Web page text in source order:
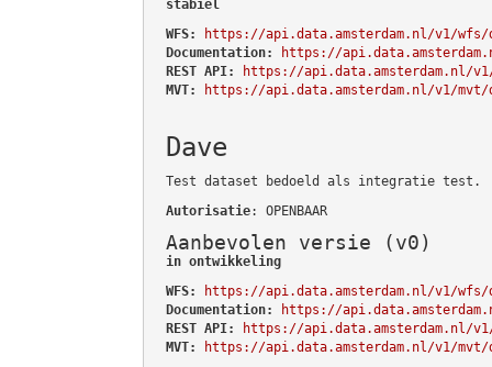
stabiel
WFS:
https://api.data.amsterdam.nl/v1/wfs/
Documentation:
https://
REST API:
https://api.data.amsterdam.nl/
MVT:
https://api.data.amsterdam.nl/v1/mvt/
Dave
Test dataset bedoeld als integratie test.
Autorisatie: OPENBAAR
Aanbevolen versie (v0)
in ontwikkeling
WFS:
https://api.data.amsterdam.nl/v1/wfs/
Documentation:
https://
REST API:
https://api.data.amsterdam.nl/
MVT:
https://api.data.amsterdam.nl/v1/mvt/